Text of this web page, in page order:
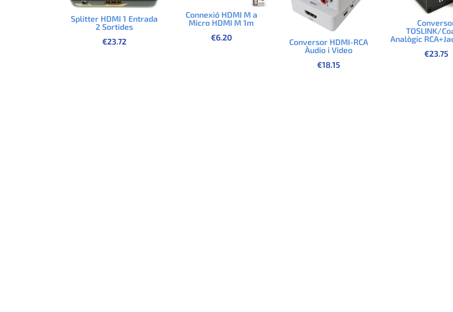
Splitter HDMI 1 Entrada
2 Sortides
€23.72
Connexió HDMI M a
Micro HDMI M 1m
€6.20
Conversor HDMI-RCA
Àudio i Video
€18.15
TOSLINK/
Analògic
€23.75